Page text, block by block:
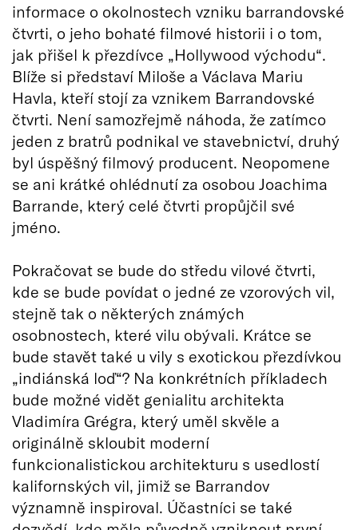
informace o okolnostech vzniku barrandovské
čtvrti, o jeho bohaté filmové historii i o tom,
jak přišel k přezdívce „Hollywood východu“.
Blíže si představí Miloše a Václava Mariu
Havla, kteří stojí za vznikem Barrandovské
čtvrti. Není samozřejmě náhoda, že zatímco
jeden z bratrů podnikal ve stavebnictví, druhý
byl úspěšný filmový producent. Neopomene
se ani krátké ohlédnutí za osobou Joachima
Barrande, který celé čtvrti propůjčil své
jméno.
Pokračovat se bude do středu vilové čtvrti,
kde se bude povídat o jedné ze vzorových vil,
stejně tak o některých známých
osobnostech, které vilu obývali. Krátce se
bude stavět také u vily s exotickou přezdívkou
„indiánská loď“? Na konkrétních příkladech
bude možné vidět genialitu architekta
Vladimíra Grégra, který uměl skvěle a
originálně skloubit moderní
funkcionalistickou architekturu s usedlostí
kalifornských vil, jimiž se Barrandov
významně inspiroval. Účastníci se také